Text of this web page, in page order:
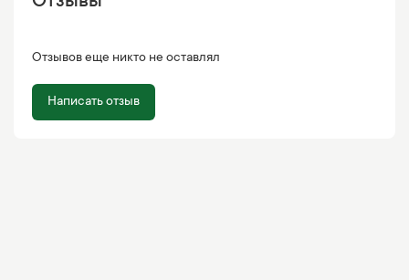
Отзывов еще никто не оставлял
Написать отзыв